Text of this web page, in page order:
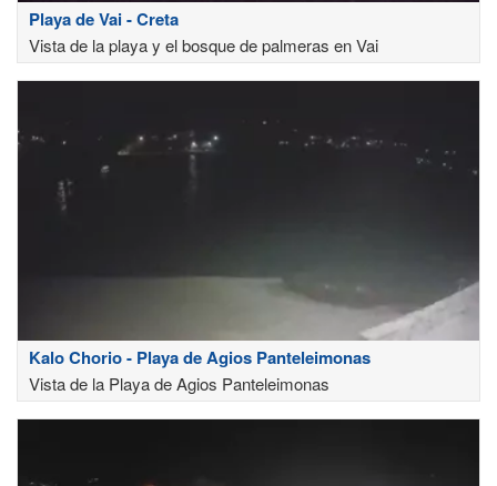
Playa de Vai - Creta
Vista de la playa y el bosque de palmeras en Vai
Kalo Chorio - Playa de Agios Panteleimonas
Vista de la Playa de Agios Panteleimonas